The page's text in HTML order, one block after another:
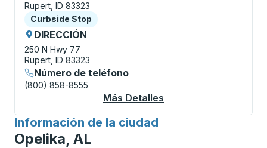
Rupert, ID 83323
Curbside Stop
Curbside Stop
DIRECCIÓN
250 N Hwy 77
Rupert, ID 83323
Número de teléfono
(800) 858-8555
Más Detalles
Información de la ciudad
para
Opelika, AL